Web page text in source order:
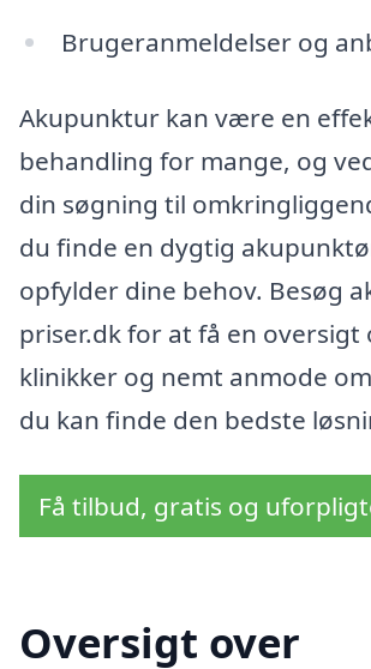
Brugeranmeldelser og
Akupunktur kan være en
behandling for mange, og
din søgning til
du finde en dygtig
opfylder dine behov. Besøg
priser.dk for at få en oversigt
klinikker og nemt anmode
du kan finde den bedste
Få tilbud, gratis og
Oversigt over